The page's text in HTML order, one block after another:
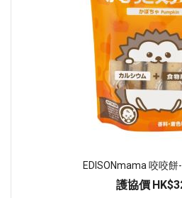
EDISONmama 咬咬
護協價